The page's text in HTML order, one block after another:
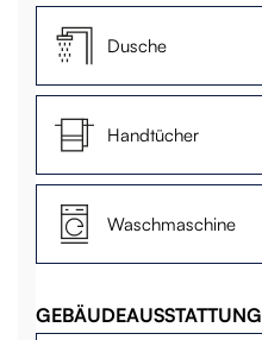
Dusche
Handtücher
Waschmaschine
GEBÄUDEAUSSTATTUNG